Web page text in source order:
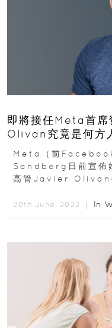
即將接任Meta首席營運官
Olivan究竟是何方
Meta（前
Sandberg日前宣佈
高管Javier Olivan
20th June, 2022 ｜ In